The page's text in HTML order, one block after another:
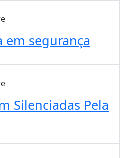
em segurança
Silenciadas Pela